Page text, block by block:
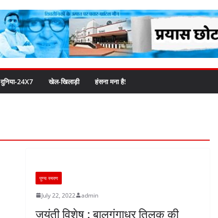
दुनिया-24X7 खेल-खिलाड़ी हंसना मना है!
पुण्य स्मरण
July 22, 2022 admin
जयंती विशेष : बालगंगाधर तिलक की